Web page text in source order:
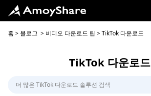
홈 > 블로그 > 비디오 다운로드 팁 > TikTok 다운로드
TikTok 다운로드